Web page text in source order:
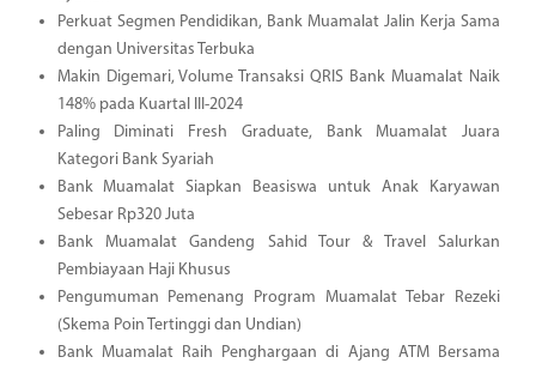
Perkuat Segmen Pendidikan, Bank Muamalat Jalin Kerja Sama
dengan Universitas Terbuka
Makin Digemari, Volume Transaksi QRIS Bank Muamalat Naik
148% pada Kuartal III-2024
Paling Diminati Fresh Graduate, Bank Muamalat Juara
Kategori Bank Syariah
Bank Muamalat Siapkan Beasiswa untuk Anak Karyawan
Sebesar Rp320 Juta
Bank Muamalat Gandeng Sahid Tour & Travel Salurkan
Pembiayaan Haji Khusus
Pengumuman Pemenang Program Muamalat Tebar Rezeki
(Skema Poin Tertinggi dan Undian)
Bank Muamalat Raih Penghargaan di Ajang ATM Bersama